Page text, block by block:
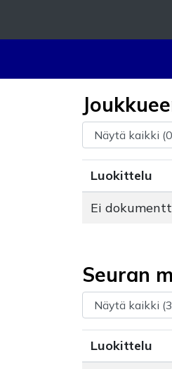
Luokittelu
Ei
Seuran
Luokittelu